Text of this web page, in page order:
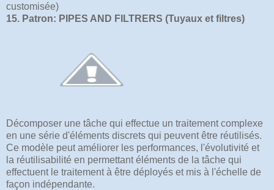
customisée)
15. Patron: PIPES AND FILTRERS (Tuyaux et filtres)
Décomposer une tâche qui effectue un traitement complexe
en une série d'éléments discrets qui peuvent être réutilisés.
Ce modèle peut améliorer les performances, l'évolutivité et
la réutilisabilité en permettant éléments de la tâche qui
effectuent le traitement à être déployés et mis à l'échelle de
façon indépendante.